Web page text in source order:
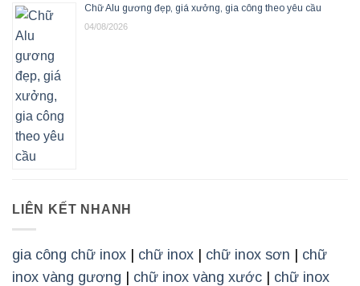
Chữ Alu gương đẹp, giá xưởng, gia công theo yêu cầu
04/08/2026
LIÊN KẾT NHANH
gia công chữ inox | chữ inox | chữ inox sơn | chữ
inox vàng gương | chữ inox vàng xước | chữ inox